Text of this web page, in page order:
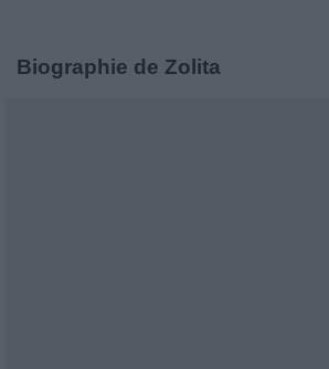
Biographie de Zolita